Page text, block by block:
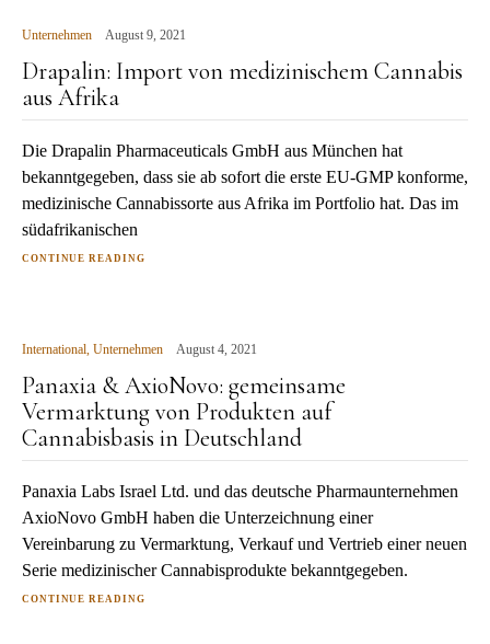
Unternehmen August 9, 2021
Drapalin: Import von medizinischem Cannabis
aus Afrika
Die Drapalin Pharmaceuticals GmbH aus München hat
bekanntgegeben, dass sie ab sofort die erste EU-GMP konforme,
medizinische Cannabissorte aus Afrika im Portfolio hat. Das im
südafrikanischen
CONTINUE READING
International Unternehmen August 4, 2021
Panaxia & AxioNovo: gemeinsame
Vermarktung von Produkten auf
Cannabisbasis in Deutschland
Panaxia Labs Israel Ltd. und das deutsche Pharmaunternehmen
AxioNovo GmbH haben die Unterzeichnung einer
Vereinbarung zu Vermarktung, Verkauf und Vertrieb einer neuen
Serie medizinischer Cannabisprodukte bekanntgegeben.
CONTINUE READING